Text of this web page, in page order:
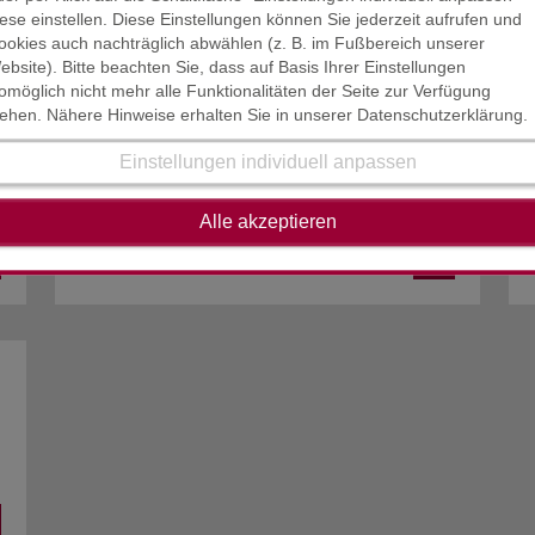
einstellen. Diese Einstellungen können Sie jederzeit aufrufen und
auch nachträglich abwählen (z. B. im Fußbereich unserer
Bitte beachten Sie, dass auf Basis Ihrer Einstellungen
nicht mehr alle Funktionalitäten der Seite zur Verfügung
Nähere Hinweise erhalten Sie in unserer Datenschutzerklärung.
Einstellungen individuell anpassen
Alle akzeptieren
UN­SE­RE TEAMS
Unsere Mitarbeiter, Steuerberater,
Wirtschaftsprüfer beraten Sie gerne.